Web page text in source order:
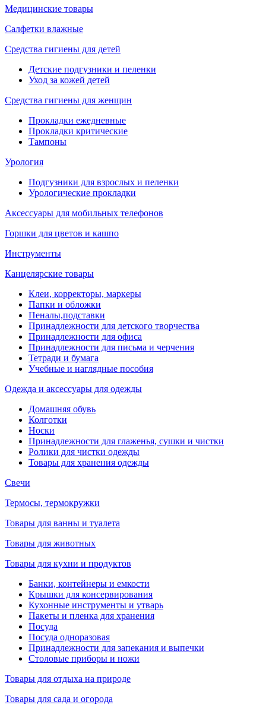
Медицинские товары
Салфетки влажные
Средства гигиены для детей
Детские подгузники и пеленки
Уход за кожей детей
Средства гигиены для женщин
Прокладки ежедневные
Прокладки критические
Тампоны
Урология
Подгузники для взрослых и пеленки
Урологические прокладки
Аксессуары для мобильных телефонов
Горшки для цветов и кашпо
Инструменты
Канцелярские товары
Клеи, корректоры, маркеры
Папки и обложки
Пеналы,подставки
Принадлежности для детского творчества
Принадлежности для офиса
Принадлежности для письма и черчения
Тетради и бумага
Учебные и наглядные пособия
Одежда и аксессуары для одежды
Домашняя обувь
Колготки
Носки
Принадлежности для глаженья, сушки и чистки
Ролики для чистки одежды
Товары для хранения одежды
Свечи
Термосы, термокружки
Товары для ванны и туалета
Товары для животных
Товары для кухни и продуктов
Банки, контейнеры и емкости
Крышки для консервирования
Кухонные инструменты и утварь
Пакеты и пленка для хранения
Посуда
Посуда одноразовая
Принадлежности для запекания и выпечки
Столовые приборы и ножи
Товары для отдыха на природе
Товары для сада и огорода